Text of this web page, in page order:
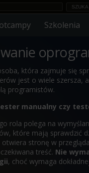
Szkolenia
która zajmuje się
jest o wiele szersza,
programistów.
manualny czy
rola polega na
które mają sprawdzić
otwiera stronę w
treść. Nie
, choć wymaga